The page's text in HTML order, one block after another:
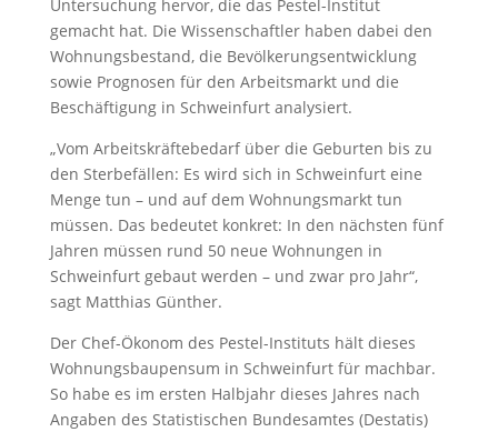
Untersuchung hervor, die das Pestel-Institut
gemacht hat. Die Wissenschaftler haben dabei den
Wohnungsbestand, die Bevölkerungsentwicklung
sowie Prognosen für den Arbeitsmarkt und die
Beschäftigung in Schweinfurt analysiert.
„Vom Arbeitskräftebedarf über die Geburten bis zu
den Sterbefällen: Es wird sich in Schweinfurt eine
Menge tun – und auf dem Wohnungsmarkt tun
müssen. Das bedeutet konkret: In den nächsten fünf
Jahren müssen rund 50 neue Wohnungen in
Schweinfurt gebaut werden – und zwar pro Jahr“,
sagt Matthias Günther.
Der Chef-Ökonom des Pestel-Instituts hält dieses
Wohnungsbaupensum in Schweinfurt für machbar.
So habe es im ersten Halbjahr dieses Jahres nach
Angaben des Statistischen Bundesamtes (Destatis)